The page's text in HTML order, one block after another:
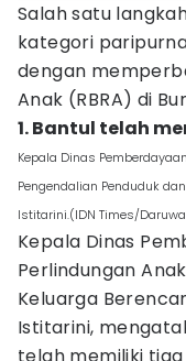
Salah satu
kategori
dengan
Anak (RBRA) di
1. Bantul telah
Kepala Dinas
Pengendalian Penduduk
Istitarini.(IDN Times/
Kepala Dinas
Perlindungan
Keluarga
Istitarini,